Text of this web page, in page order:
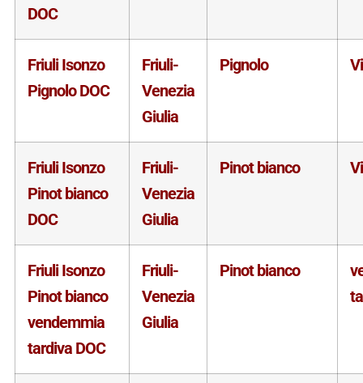
DOC
Friuli Isonzo
Pignolo DOC
Friuli-
Venezia
Giulia
Pignolo
Friuli Isonzo
Pinot bianco
DOC
Friuli-
Venezia
Giulia
Pinot bianco
Friuli Isonzo
Pinot bianco
vendemmia
tardiva DOC
Friuli-
Venezia
Giulia
Pinot bianco